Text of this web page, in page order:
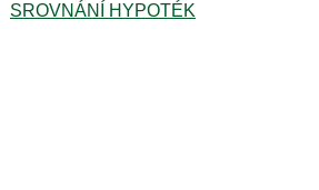
SROVNÁNÍ HYPOTÉK